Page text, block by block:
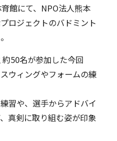
館にて、NPO法人熊本
ロジェクトのバドミント
50名が参加した今回
ウィングやフォームの練
習や、選手からアドバイ
真剣に取り組む姿が印象